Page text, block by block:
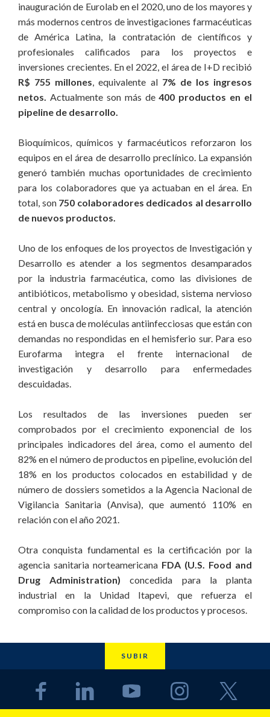
inauguración de Eurolab en el 2020, uno de los mayores y
más modernos centros de investigaciones farmacéuticas
de América Latina, la contratación de científicos y
profesionales calificados para los proyectos e
inversiones crecientes. En el 2022, el área de I+D recibió
R$ 755 millones, equivalente al7% de los ingresos
netos. Actualmente son más de400 productos en el
pipeline de desarrollo.
Bioquímicos, químicos y farmacéuticos reforzaron los
equipos en el área de desarrollo preclínico. La expansión
generó también muchas oportunidades de crecimiento
para los colaboradores que ya actuaban en el área. En
total, son 750 colaboradores dedicados al desarrollo
de nuevos productos.
Uno de los enfoques de los proyectos de Investigación y
Desarrollo es atender a los segmentos desamparados
por la industria farmacéutica, como las divisiones de
antibióticos, metabolismo y obesidad, sistema nervioso
central y oncología. En innovación radical, la atención
está en busca de moléculas antiinfecciosas que están con
demandas no respondidas en el hemisferio sur. Para eso
Eurofarma integra el frente internacional de
investigación y desarrollo para enfermedades
descuidadas.
Los resultados de las inversiones pueden ser
comprobados por el crecimiento exponencial de los
principales indicadores del área, como el aumento del
82% en el número de productos en pipeline, evolución del
18% en los productos colocados en estabilidad y de
número de dossiers sometidos a la Agencia Nacional de
Vigilancia Sanitaria (Anvisa), que aumentó 110% en
relación con el año 2021.
Otra conquista fundamental es la certificación por la
agencia sanitaria norteamericana FDA (U.S. Food and
Drug Administration) concedida para la planta
industrial en la Unidad Itapevi, que refuerza el
compromiso con la calidad de los productos y procesos.
SUBIR